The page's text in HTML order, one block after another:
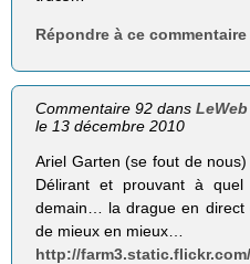
Répondre à ce commentaire
Commentaire 92 dans
le 13 décembre 2010
Ariel Garten (se fout de
Délirant et prouvant à
demain… la drague en direct
de mieux en mieux…
http://